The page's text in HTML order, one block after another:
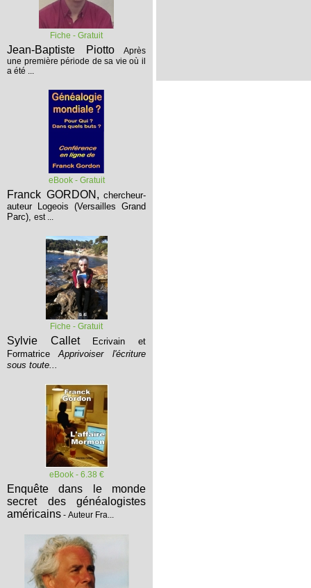
Fiche - Gratuit
Jean-Baptiste Piotto
Après
une première période de sa vie où il
a été ...
eBook - Gratuit
Franck GORDON, chercheur-
auteur Logeois (Versailles Grand
Parc), est ...
Fiche - Gratuit
Sylvie Callet
Ecrivain et
Formatrice
Apprivoiser l'écriture
sous toute...
eBook - 6.38 €
Enquête dans le monde
secret des généalogistes
américains - Auteur Fra...